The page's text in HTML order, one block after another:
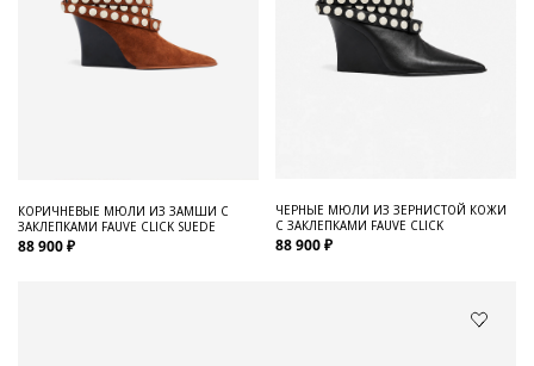
КОРИЧНЕВЫЕ МЮЛИ ИЗ ЗАМШИ С
ЗАКЛЕПКАМИ FAUVE CLICK SUEDE
88 900 ₽
ЧЕРНЫЕ МЮЛИ ИЗ ЗЕРНИСТОЙ КОЖИ
С ЗАКЛЕПКАМИ FAUVE CLICK
88 900 ₽